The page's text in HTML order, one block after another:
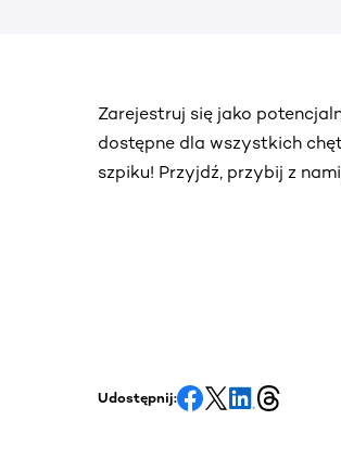
Zarejestruj się jako
dostępne dla wszystkich
szpiku! Przyjdź, przybij z
Udostępnij: